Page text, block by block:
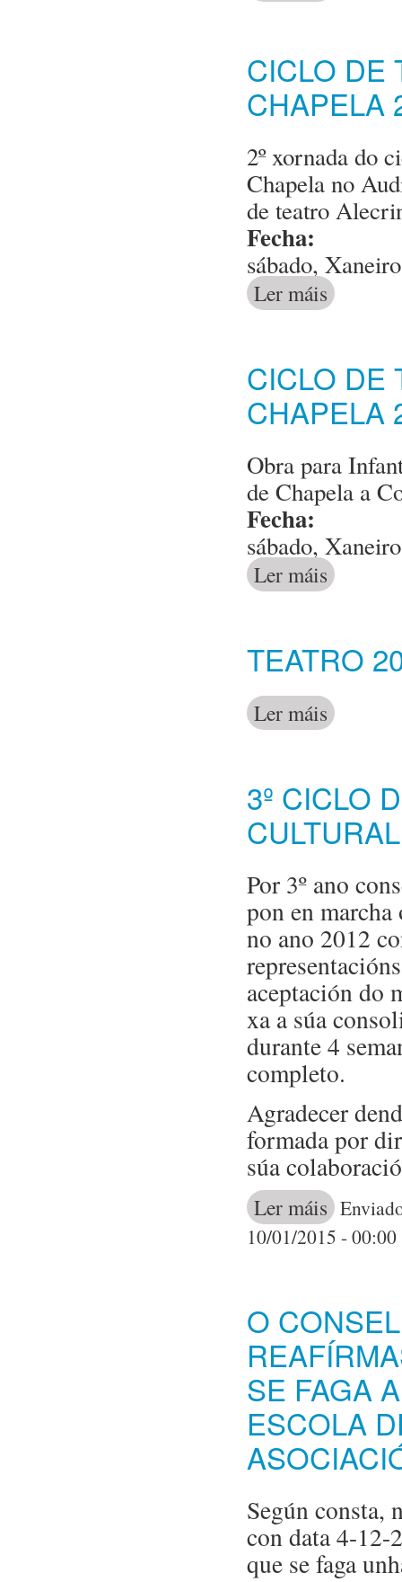
CICLO DE
CHAPELA
2º xornada do
Chapela no
de teatro
Fecha:
sábado,
Ler máis acerca de
CICLO DE
CHAPELA
Obra para
de Chapela a
Fecha:
sábado,
Ler máis acerca de
TEATRO
Ler máis acerca de
3º CICLO
Por 3º ano
pon en marcha
no ano 2012
aceptación do
xa a súa
durante 4
completo.
Agradecer
formada por
súa
Ler máis acerca de 3º
10/01/2015 - 00:00
O
SE FAGA
ESCOLA
Según consta,
con data 4-12-
que se faga